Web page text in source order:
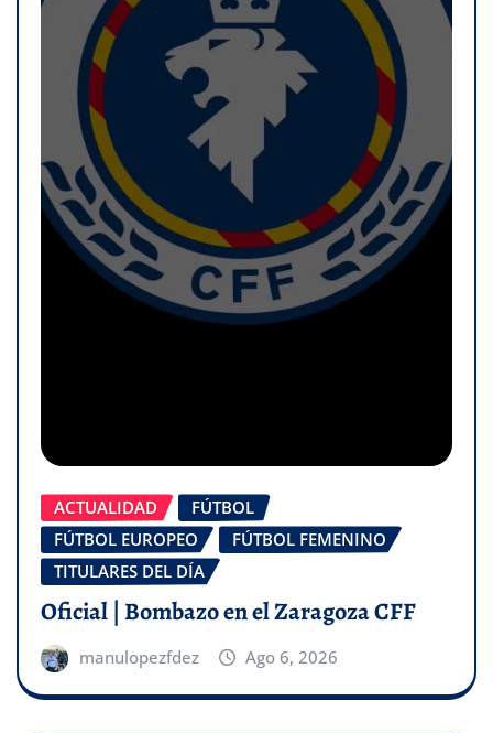
ACTUALIDAD
FÚTBOL
FÚTBOL EUROPEO
FÚTBOL FEMENINO
TITULARES DEL DÍA
Oficial | Bombazo en el Zaragoza CFF
manulopezfdez Ago 6, 2026